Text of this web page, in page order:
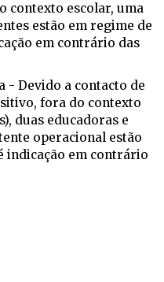
contexto escolar, uma
estão em regime de
em contrário das
- Devido a contacto de
fora do contexto
duas educadoras e
operacional estão
indicação em contrário